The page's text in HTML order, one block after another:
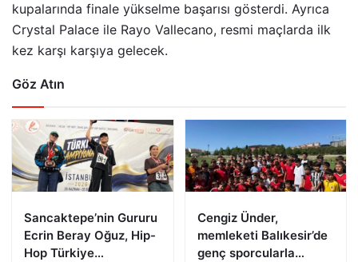
kupalarında finale yükselme başarısı gösterdi. Ayrıca
Crystal Palace ile Rayo Vallecano, resmi maçlarda ilk
kez karşı karşıya gelecek.
Göz Atın
Sancaktepe’nin Gururu
Ecrin Beray Oğuz, Hip-
Hop Türkiye
Cengiz Ünder,
memleketi Balıkesir’de
genç sporcularla